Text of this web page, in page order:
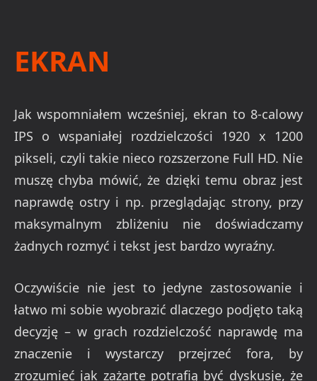
EKRAN
Jak wspomniałem wcześniej, ekran to 8-calowy
IPS o wspaniałej rozdzielczości 1920 x 1200
pikseli, czyli takie nieco rozszerzone Full HD. Nie
muszę chyba mówić, że dzięki temu obraz jest
naprawdę ostry i np. przeglądając strony, przy
maksymalnym zbliżeniu nie doświadczamy
żadnych rozmyć i tekst jest bardzo wyraźny.
Oczywiście nie jest to jedyne zastosowanie i
łatwo mi sobie wyobrazić dlaczego podjęto taką
decyzję – w grach rozdzielczość naprawdę ma
znaczenie i wystarczy przejrzeć fora, by
zrozumieć jak zażarte potrafią być dyskusje, że